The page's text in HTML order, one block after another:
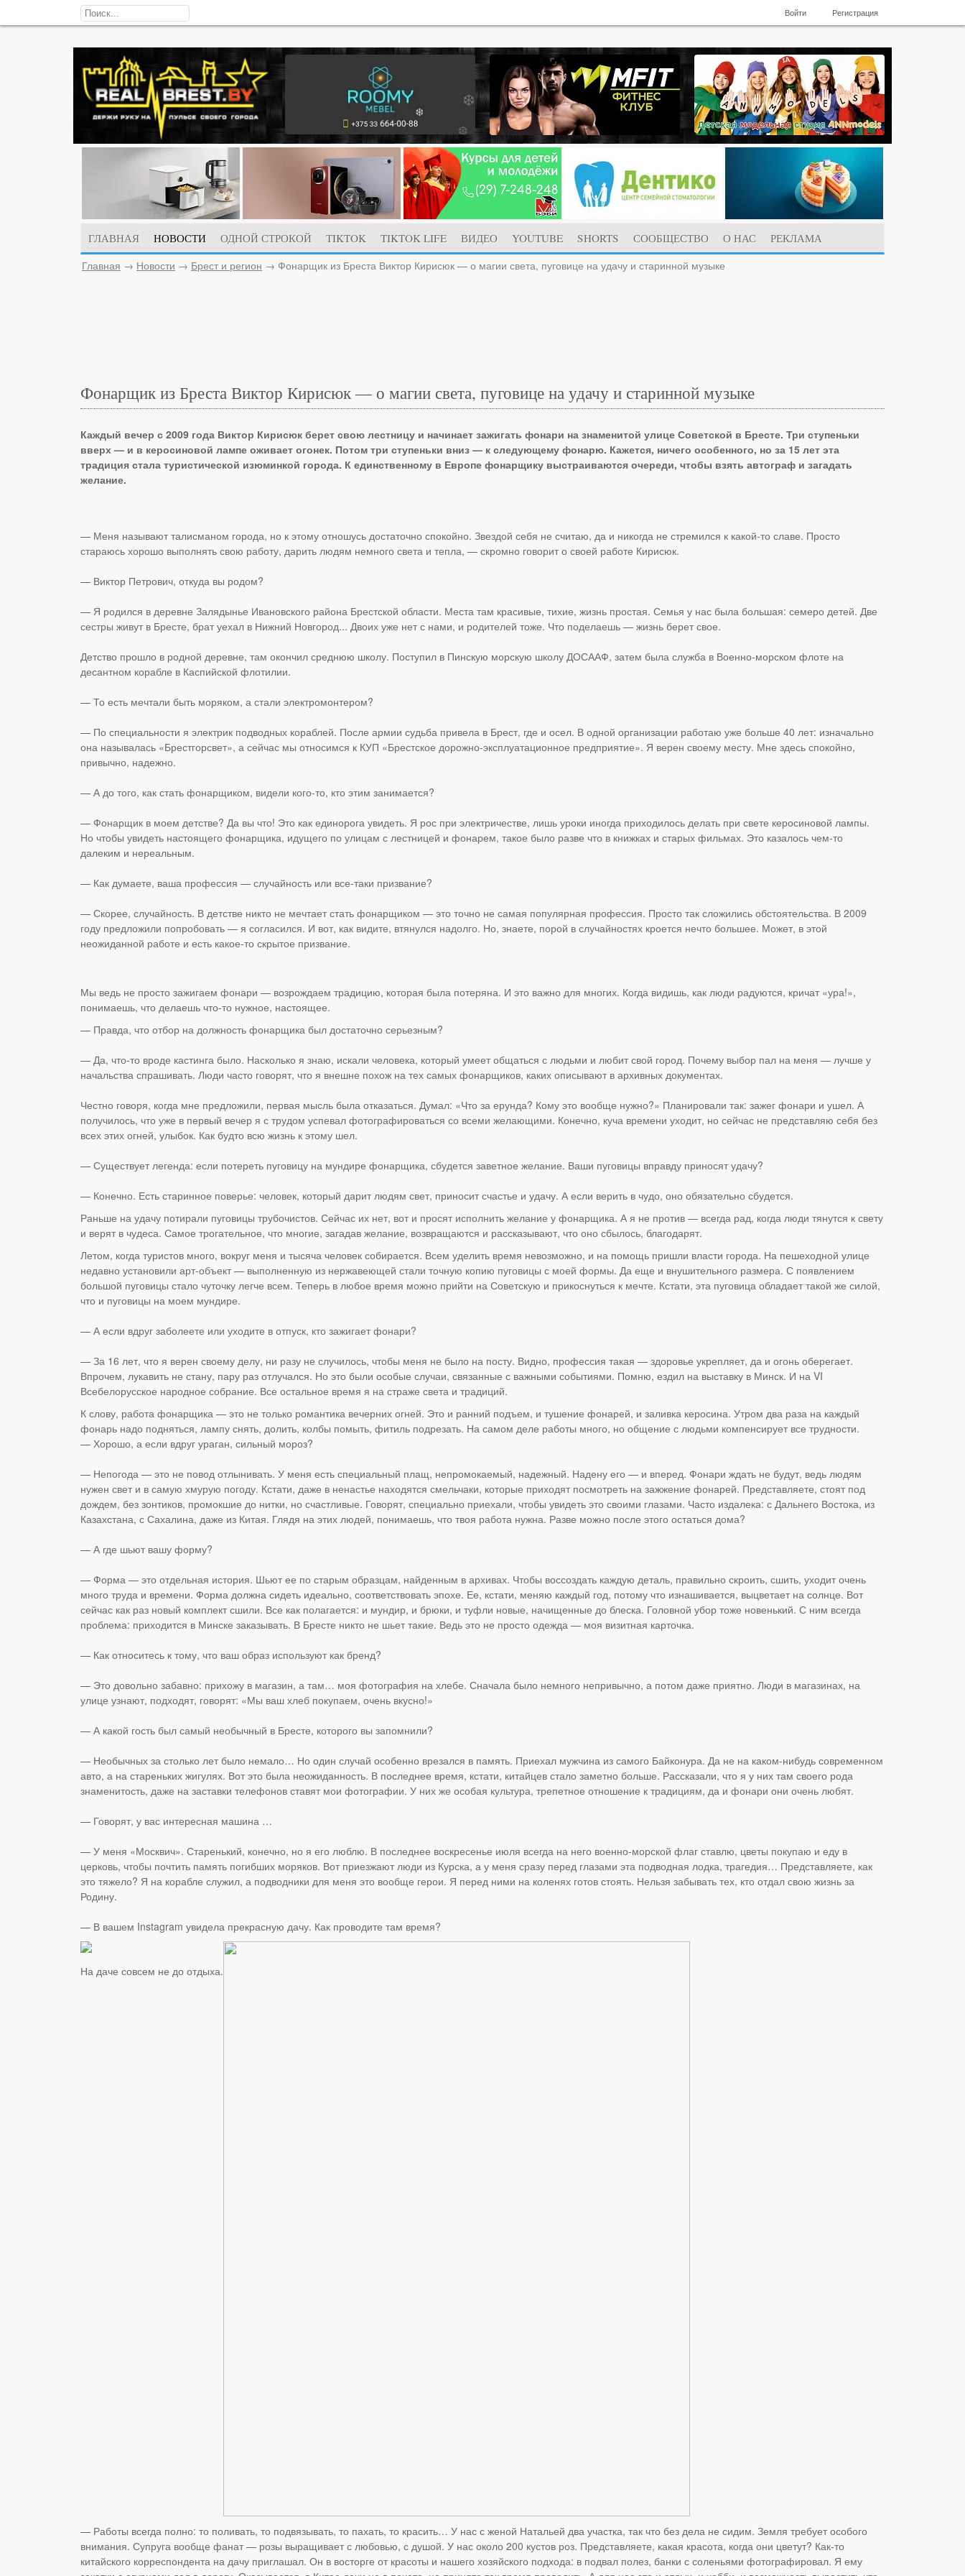
Войти Регистрация
ГЛАВНАЯ НОВОСТИ ОДНОЙ СТРОКОЙ TIKTOK TIKTOK LIFE ВИДЕО YOUTUBE SHORTS СООБЩЕСТВО О НАС
РЕКЛАМА
Главная → Новости → Брест и регион → Фонарщик из Бреста Виктор Кирисюк — о магии света, пуговице на удачу и старинной музыке
Фонарщик из Бреста Виктор Кирисюк — о магии света, пуговице на удачу и старинной музыке
Каждый вечер с 2009 года Виктор Кирисюк берет свою лестницу и начинает зажигать фонари на знаменитой улице Советской в Бресте. Три ступеньки
вверх — и в керосиновой лампе оживает огонек. Потом три ступеньки вниз — к следующему фонарю. Кажется, ничего особенного, но за 15 лет эта
традиция стала туристической изюминкой города. К единственному в Европе фонарщику выстраиваются очереди, чтобы взять автограф и загадать
желание.
— Меня называют талисманом города, но к этому отношусь достаточно спокойно. Звездой себя не считаю, да и никогда не стремился к какой-то славе. Просто
стараюсь хорошо выполнять свою работу, дарить людям немного света и тепла, — скромно говорит о своей работе Кирисюк.
— Виктор Петрович, откуда вы родом?
— Я родился в деревне Залядынье Ивановского района Брестской области. Места там красивые, тихие, жизнь простая. Семья у нас была большая: семеро детей. Две
сестры живут в Бресте, брат уехал в Нижний Новгород... Двоих уже нет с нами, и родителей тоже. Что поделаешь — жизнь берет свое.
Детство прошло в родной деревне, там окончил среднюю школу. Поступил в Пинскую морскую школу ДОСААФ, затем была служба в Военно-морском флоте на
десантном корабле в Каспийской флотилии.
— То есть мечтали быть моряком, а стали электромонтером?
— По специальности я электрик подводных кораблей. После армии судьба привела в Брест, где и осел. В одной организации работаю уже больше 40 лет: изначально
она называлась «Брестгорсвет», а сейчас мы относимся к КУП «Брестское дорожно-эксплуатационное предприятие». Я верен своему месту. Мне здесь спокойно,
привычно, надежно.
— А до того, как стать фонарщиком, видели кого-то, кто этим занимается?
— Фонарщик в моем детстве? Да вы что! Это как единорога увидеть. Я рос при электричестве, лишь уроки иногда приходилось делать при свете керосиновой лампы.
Но чтобы увидеть настоящего фонарщика, идущего по улицам с лестницей и фонарем, такое было разве что в книжках и старых фильмах. Это казалось чем-то
далеким и нереальным.
— Как думаете, ваша профессия — случайность или все-таки призвание?
— Скорее, случайность. В детстве никто не мечтает стать фонарщиком — это точно не самая популярная профессия. Просто так сложились обстоятельства. В 2009
году предложили попробовать — я согласился. И вот, как видите, втянулся надолго. Но, знаете, порой в случайностях кроется нечто большее. Может, в этой
неожиданной работе и есть какое-то скрытое призвание.
Мы ведь не просто зажигаем фонари — возрождаем традицию, которая была потеряна. И это важно для многих. Когда видишь, как люди радуются, кричат «ура!»,
понимаешь, что делаешь что-то нужное, настоящее.
— Правда, что отбор на должность фонарщика был достаточно серьезным?
— Да, что-то вроде кастинга было. Насколько я знаю, искали человека, который умеет общаться с людьми и любит свой город. Почему выбор пал на меня — лучше у
начальства спрашивать. Люди часто говорят, что я внешне похож на тех самых фонарщиков, каких описывают в архивных документах.
Честно говоря, когда мне предложили, первая мысль была отказаться. Думал: «Что за ерунда? Кому это вообще нужно?» Планировали так: зажег фонари и ушел. А
получилось, что уже в первый вечер я с трудом успевал фотографироваться со всеми желающими. Конечно, куча времени уходит, но сейчас не представляю себя без
всех этих огней, улыбок. Как будто всю жизнь к этому шел.
— Существует легенда: если потереть пуговицу на мундире фонарщика, сбудется заветное желание. Ваши пуговицы вправду приносят удачу?
— Конечно. Есть старинное поверье: человек, который дарит людям свет, приносит счастье и удачу. А если верить в чудо, оно обязательно сбудется.
Раньше на удачу потирали пуговицы трубочистов. Сейчас их нет, вот и просят исполнить желание у фонарщика. А я не против — всегда рад, когда люди тянутся к свету
и верят в чудеса. Самое трогательное, что многие, загадав желание, возвращаются и рассказывают, что оно сбылось, благодарят.
Летом, когда туристов много, вокруг меня и тысяча человек собирается. Всем уделить время невозможно, и на помощь пришли власти города. На пешеходной улице
недавно установили арт-объект — выполненную из нержавеющей стали точную копию пуговицы с моей формы. Да еще и внушительного размера. С появлением
большой пуговицы стало чуточку легче всем. Теперь в любое время можно прийти на Советскую и прикоснуться к мечте. Кстати, эта пуговица обладает такой же силой,
что и пуговицы на моем мундире.
— А если вдруг заболеете или уходите в отпуск, кто зажигает фонари?
— За 16 лет, что я верен своему делу, ни разу не случилось, чтобы меня не было на посту. Видно, профессия такая — здоровье укрепляет, да и огонь оберегает.
Впрочем, лукавить не стану, пару раз отлучался. Но это были особые случаи, связанные с важными событиями. Помню, ездил на выставку в Минск. И на VI
Всебелорусское народное собрание. Все остальное время я на страже света и традиций.
К слову, работа фонарщика — это не только романтика вечерних огней. Это и ранний подъем, и тушение фонарей, и заливка керосина. Утром два раза на каждый
фонарь надо подняться, лампу снять, долить, колбы помыть, фитиль подрезать. На самом деле работы много, но общение с людьми компенсирует все трудности.
— Хорошо, а если вдруг ураган, сильный мороз?
— Непогода — это не повод отлынивать. У меня есть специальный плащ, непромокаемый, надежный. Надену его — и вперед. Фонари ждать не будут, ведь людям
нужен свет и в самую хмурую погоду. Кстати, даже в ненастье находятся смельчаки, которые приходят посмотреть на зажжение фонарей. Представляете, стоят под
дождем, без зонтиков, промокшие до нитки, но счастливые. Говорят, специально приехали, чтобы увидеть это своими глазами. Часто издалека: с Дальнего Востока, из
Казахстана, с Сахалина, даже из Китая. Глядя на этих людей, понимаешь, что твоя работа нужна. Разве можно после этого остаться дома?
— А где шьют вашу форму?
— Форма — это отдельная история. Шьют ее по старым образцам, найденным в архивах. Чтобы воссоздать каждую деталь, правильно скроить, сшить, уходит очень
много труда и времени. Форма должна сидеть идеально, соответствовать эпохе. Ее, кстати, меняю каждый год, потому что изнашивается, выцветает на солнце. Вот
сейчас как раз новый комплект сшили. Все как полагается: и мундир, и брюки, и туфли новые, начищенные до блеска. Головной убор тоже новенький. С ним всегда
проблема: приходится в Минске заказывать. В Бресте никто не шьет такие. Ведь это не просто одежда — моя визитная карточка.
— Как относитесь к тому, что ваш образ используют как бренд?
— Это довольно забавно: прихожу в магазин, а там… моя фотография на хлебе. Сначала было немного непривычно, а потом даже приятно. Люди в магазинах, на
улице узнают, подходят, говорят: «Мы ваш хлеб покупаем, очень вкусно!»
— А какой гость был самый необычный в Бресте, которого вы запомнили?
— Необычных за столько лет было немало… Но один случай особенно врезался в память. Приехал мужчина из самого Байконура. Да не на каком-нибудь современном
авто, а на стареньких жигулях. Вот это была неожиданность. В последнее время, кстати, китайцев стало заметно больше. Рассказали, что я у них там своего рода
знаменитость, даже на заставки телефонов ставят мои фотографии. У них же особая культура, трепетное отношение к традициям, да и фонари они очень любят.
— Говорят, у вас интересная машина …
— У меня «Москвич». Старенький, конечно, но я его люблю. В последнее воскресенье июля всегда на него военно-морской флаг ставлю, цветы покупаю и еду в
церковь, чтобы почтить память погибших моряков. Вот приезжают люди из Курска, а у меня сразу перед глазами эта подводная лодка, трагедия… Представляете, как
это тяжело? Я на корабле служил, а подводники для меня это вообще герои. Я перед ними на коленях готов стоять. Нельзя забывать тех, кто отдал свою жизнь за
Родину.
— В вашем Instagram увидела прекрасную дачу. Как проводите там время?
На даче совсем не до отдыха.
— Работы всегда полно: то поливать, то подвязывать, то пахать, то красить… У нас с женой Натальей два участка, так что без дела не сидим. Земля требует особого
внимания. Супруга вообще фанат — розы выращивает с любовью, с душой. У нас около 200 кустов роз. Представляете, какая красота, когда они цветут? Как-то
китайского корреспондента на дачу приглашал. Он в восторге от красоты и нашего хозяйского подхода: в подвал полез, банки с соленьями фотографировал. Я ему